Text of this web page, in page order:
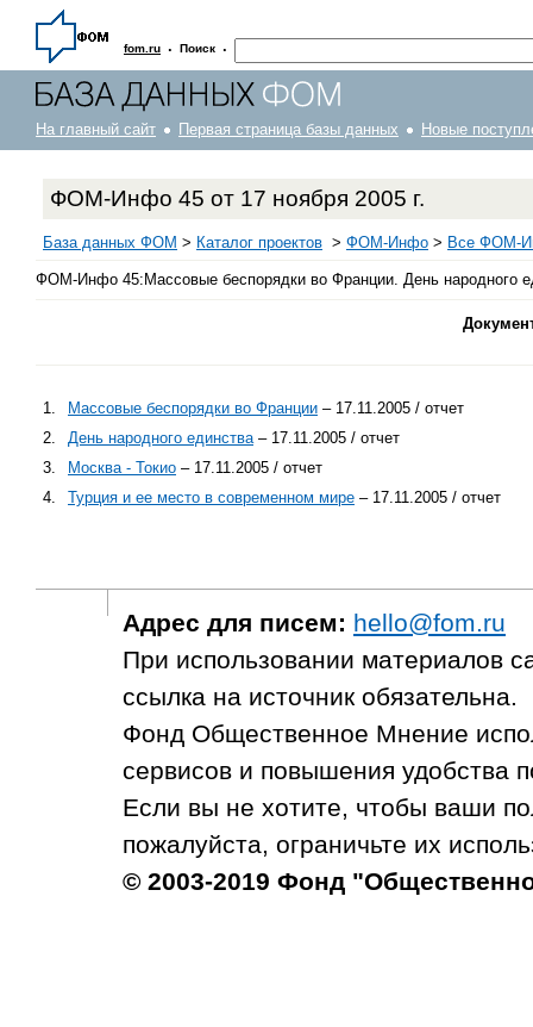
fom.ru · Поиск ·
На главный сайт Первая страница базы данных Новые
ФОМ-Инфо 45 от 17 ноября 2005 г.
База данных ФОМ > Каталог проектов > ФOM-Инфо > Все ФОМ-
ФОМ-Инфо 45:Массовые беспорядки во Франции. День народного
1. Массовые беспорядки во Франции – 17.11.2005 / отчет
2.
День народного единства – 17.11.2005 / отчет
3.
Москва - Токио – 17.11.2005 / отчет
4.
Турция и ее место в современном мире – 17.11.2005 / отчет
Адрес для писем: hello@fom.ru
При использовании материалов
ссылка на источник обязательна.
Фонд Общественное Мнение
сервисов и повышения удобства
Если вы не хотите, чтобы ваши
пожалуйста, ограничьте их
© 2003-2019 Фонд